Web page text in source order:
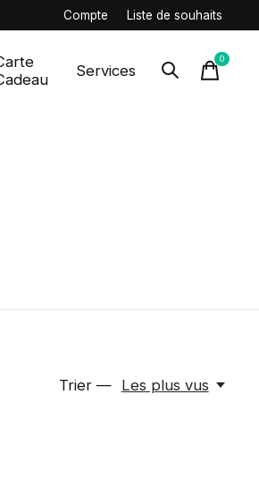
Compte Liste de souhaits
Services
0items
Trier — Les plus vus